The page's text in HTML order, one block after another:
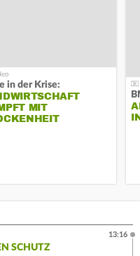
in der Krise:
MIT
SCHUTZ
13:16